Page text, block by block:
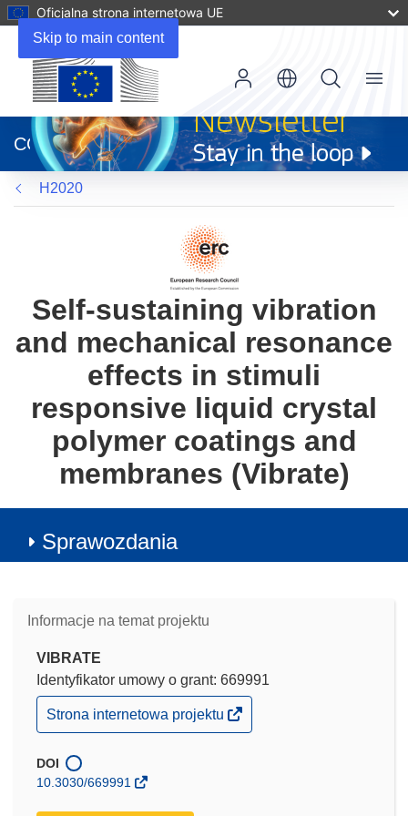
Skip to main content
Oficjalna strona internetowa UE
otworzy
się
w
nowym
oknie)
CORDIS
Menu
H2020
Self-sustaining vibration
and mechanical resonance
effects in stimuli
responsive liquid crystal
polymer coatings and
membranes (Vibrate)
Sprawozdania
Informacje na temat projektu
VIBRATE
Identyfikator umowy o grant: 669991
(odnośnik
otworzy
w
nowym
Strona internetowa projektu
DOI
10.3030/669991